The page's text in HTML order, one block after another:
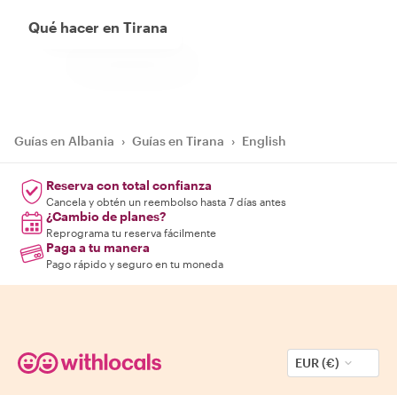
Qué hacer en Tirana
Guías en Albania › Guías en Tirana › English
Reserva con total confianza
Cancela y obtén un reembolso hasta 7 días antes
¿Cambio de planes?
Reprograma tu reserva fácilmente
Paga a tu manera
Pago rápido y seguro en tu moneda
EUR (€)